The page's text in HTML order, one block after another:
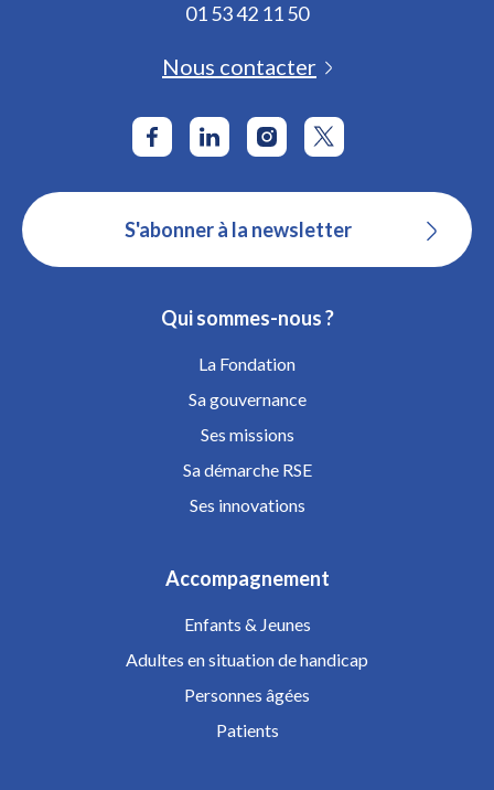
01 53 42 11 50
Nous contacter
S'abonner à la newsletter
Qui sommes-nous ?
La Fondation
Sa gouvernance
Ses missions
Sa démarche RSE
Ses innovations
Accompagnement
Enfants & Jeunes
Adultes en situation de handicap
Personnes âgées
Patients